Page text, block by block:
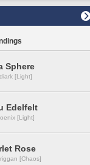
Sphere
[Light]
Edelfelt
[Light]
Rose
[Chaos]